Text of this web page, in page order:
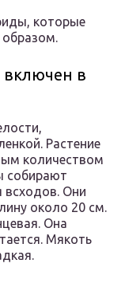
которые
включен в
Растение
количеством
собирают
всходов. Они
около 20 см.
Она
Мякоть